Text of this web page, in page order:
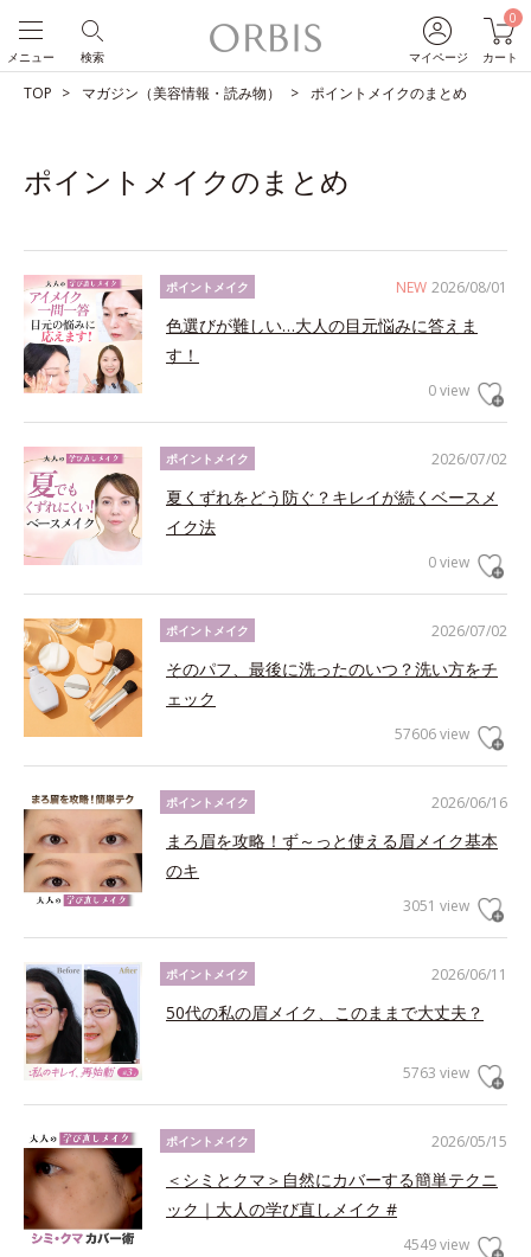
マイページ
0
カート
検索
メニュー
TOP マガジン（美容情報・読み物） ポイントメイクのまとめ
ポイントメイクのまとめ
NEW 2026/08/01
ポイントメイク
色選びが難しい…大人の目元悩みに答えま
す！
0 view
2026/07/02
ポイントメイク
夏くずれをどう防ぐ？キレイが続くベースメ
イク法
0 view
2026/07/02
ポイントメイク
そのパフ、最後に洗ったのいつ？洗い方をチ
ェック
57606 view
2026/06/16
ポイントメイク
まろ眉を攻略！ず～っと使える眉メイク基本
のキ
3051 view
2026/06/11
ポイントメイク
50代の私の眉メイク、このままで大丈夫？
5763 view
2026/05/15
ポイントメイク
＜シミとクマ＞自然にカバーする簡単テクニ
ック｜大人の学び直しメイク #
4549 view